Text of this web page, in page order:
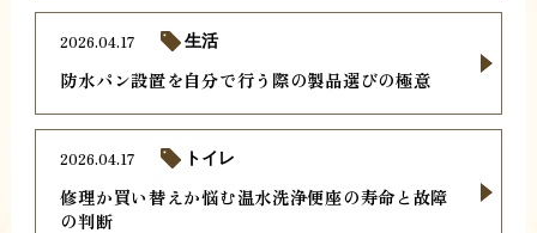
防水パン設置を自分で行う際の製品選びの極意
2026.04.17 生活
修理か買い替えか悩む温水洗浄便座の寿命と故障
の判断
2026.04.17 トイレ